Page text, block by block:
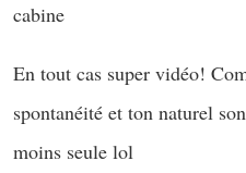
cabine
En tout cas super vidéo!
spontanéité et ton naturel
moins seule lol